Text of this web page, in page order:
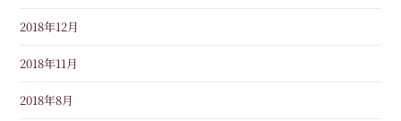
2018年12月
2018年11月
2018年8月